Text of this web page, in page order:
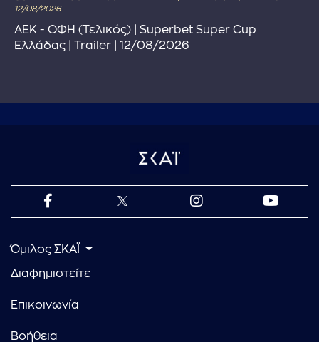
12/08/2026
ΑΕΚ - ΟΦΗ (Τελικός) | Superbet Super Cup
Ελλάδας | Trailer | 12/08/2026
Όμιλος ΣΚΑΪ
Διαφημιστείτε
Επικοινωνία
Βοήθεια